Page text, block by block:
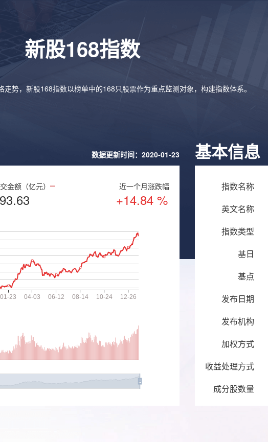
新股168指数
势，新股168指数以榜单中的168只股票作为重点监测对象，构建指数体系。
数据更新时间：2020-01-23
金额（亿元） 近一个月涨跌幅
+14.84 %
基本信息
指数名称
英文名称
指数类型
基日
基点
发布日期
发布机构
加权方式
收益处理方式
成分股数量